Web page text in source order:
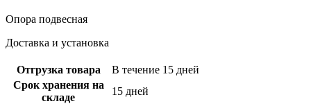
Опора подвесная
Доставка и установка
Отгрузка товара
В течение 15 дней
Срок хранения на
складе
15 дней